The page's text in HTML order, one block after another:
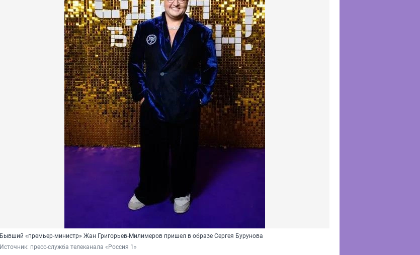
Бывший «премьер-министр» Жан Григорьев-Милимеров пришел в образе Сергея Бурунова
Источник: пресс-служба телеканала «Россия 1»